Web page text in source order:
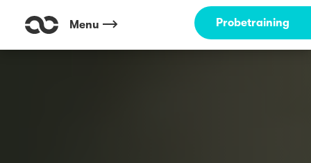
Menu Probetraining